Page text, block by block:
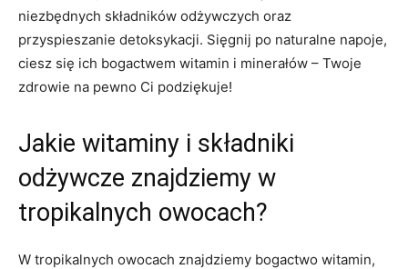
niezbędnych⁤ składników ⁢odżywczych oraz
przyspieszanie detoksykacji.​ Sięgnij po naturalne napoje,
ciesz​ się⁢ ich bogactwem witamin i minerałów – Twoje
zdrowie na pewno Ci podziękuje!
Jakie witaminy i składniki
odżywcze znajdziemy w
tropikalnych owocach?
W tropikalnych owocach znajdziemy ⁤bogactwo witamin,